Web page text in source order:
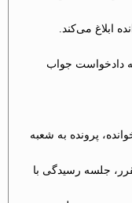
ابلاغ می‌کند.
دادخواست جواب
پرونده به شعبه
جلسه رسیدگی با